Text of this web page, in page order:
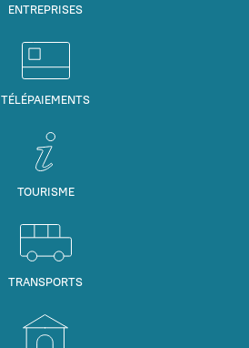
ENTREPRISES
TÉLÉPAIEMENTS
TOURISME
TRANSPORTS